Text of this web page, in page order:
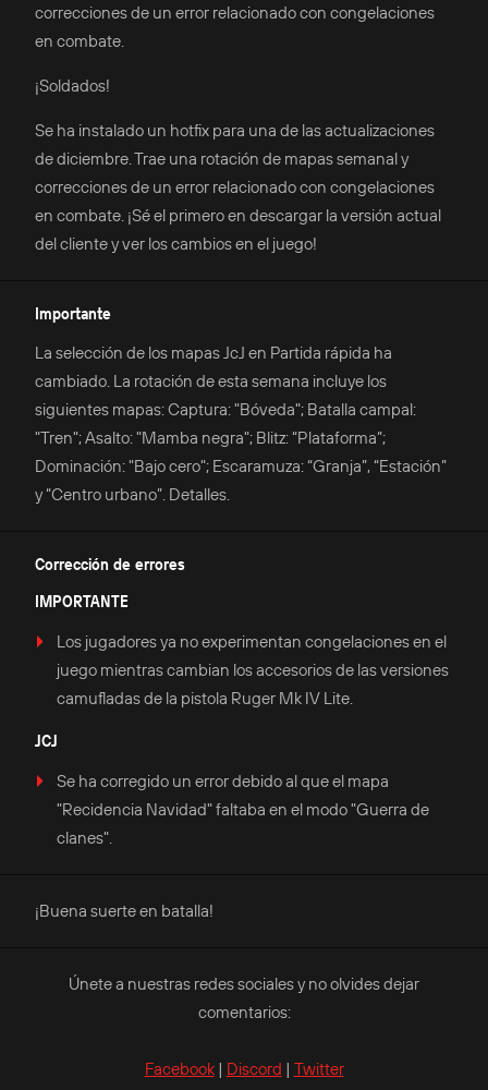
correcciones de un error relacionado con congelaciones
en combate.
¡Soldados!
Se ha instalado un hotfix para una de las actualizaciones
de diciembre. Trae una rotación de mapas semanal y
correcciones de un error relacionado con congelaciones
en combate. ¡Sé el primero en descargar la versión actual
del cliente y ver los cambios en el juego!
Importante
La selección de los mapas JcJ en Partida rápida ha
cambiado. La rotación de esta semana incluye los
siguientes mapas: Captura: "Bóveda"; Batalla campal:
"Tren"; Asalto: "Mamba negra"; Blitz: “Plataforma”;
Dominación: "Bajo cero"; Escaramuza: “Granja”, “Estación”
y “Centro urbano”. Detalles.
Corrección de errores
IMPORTANTE
Los jugadores ya no experimentan congelaciones en el
juego mientras cambian los accesorios de las versiones
camufladas de la pistola Ruger Mk IV Lite.
JCJ
Se ha corregido un error debido al que el mapa
"Recidencia Navidad" faltaba en el modo "Guerra de
clanes".
¡Buena suerte en batalla!
Únete a nuestras redes sociales y no olvides dejar
comentarios:
Facebook| Discord | Twitter